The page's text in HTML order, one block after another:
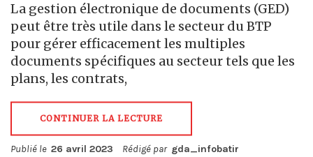
La gestion électronique de documents (GED)
peut être très utile dans le secteur du BTP
pour gérer efficacement les multiples
documents spécifiques au secteur tels que les
plans, les contrats,
CONTINUER LA LECTURE
Publié le 26 avril 2023 Rédigé par gda_infobatir